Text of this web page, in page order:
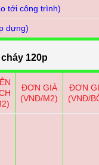
tới công trình)
dựng)
120p
ĐƠN GIÁ
(VNĐ/M2)
ĐƠN
(VNĐ/